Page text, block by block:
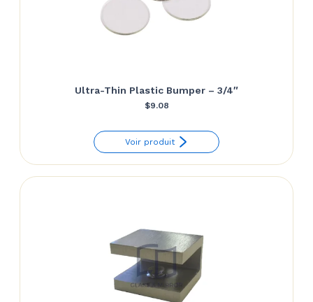
Ultra-Thin Plastic Bumper – 3/4″
$9.08
Voir produit